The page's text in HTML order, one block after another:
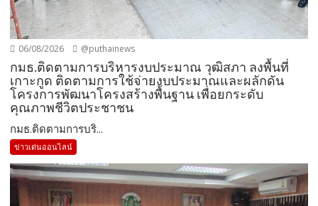
06/08/2026 @puthainews
กมธ.ติดตามการบริหารงบประมาณ วุฒิสภา ลงพื้นที่
เกาะกูด ติดตามการใช้จ่ายงบประมาณและผลักดัน
โครงการพัฒนาโครงสร้างพื้นฐาน เพื่อยกระดับ
คุณภาพชีวิตประชาชน
กมธ.ติดตามการบริ...
ข่าวเด่นออนไลน์